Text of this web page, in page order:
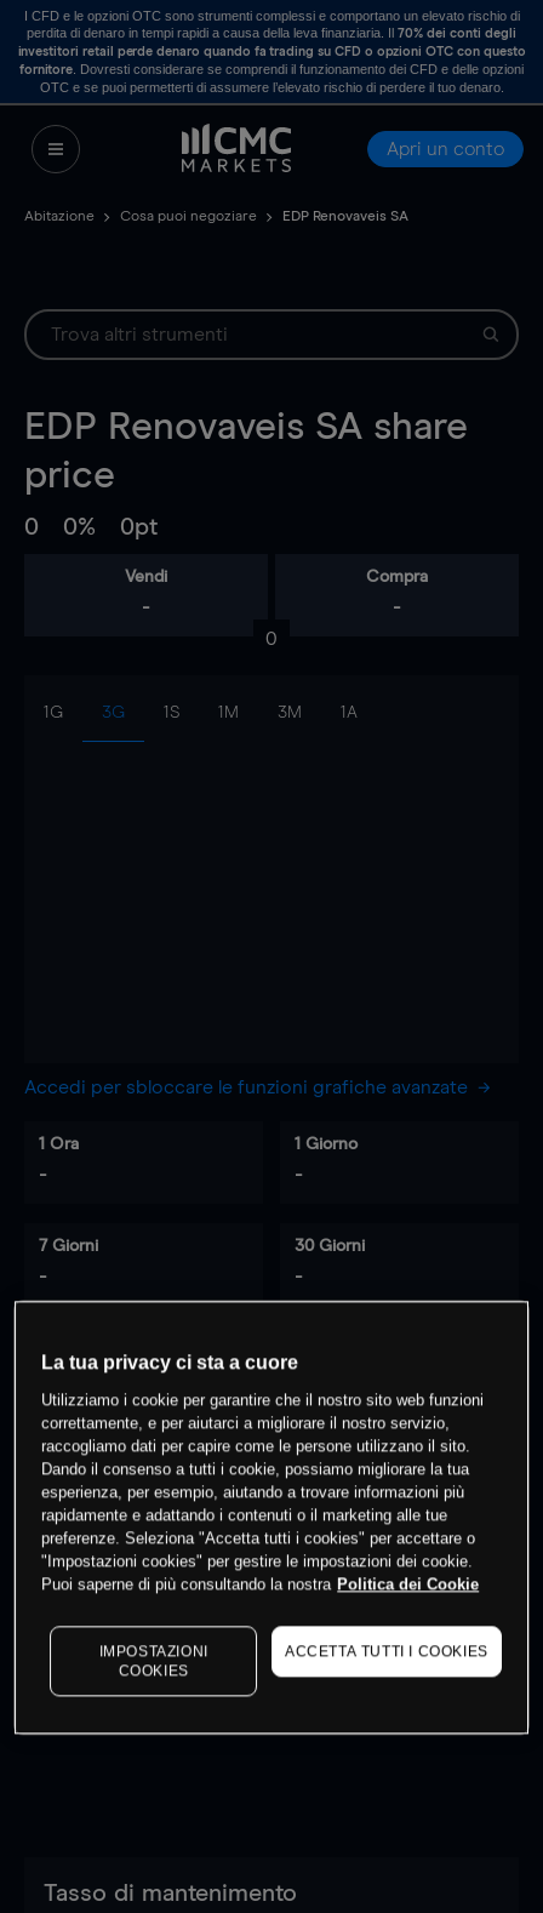
I CFD e le opzioni OTC sono strumenti complessi e comportano un elevato rischio di
perdita di denaro in tempi rapidi a causa della leva finanziaria. Il70% dei conti degli
investitori retail perde denaro quando fa trading su CFD o opzioni OTC con questo
fornitore . Dovresti considerare se comprendi il funzionamento dei CFD e delle opzioni
OTC e se puoi permetterti di assumere l’elevato rischio di perdere il tuo denaro.
Apri un conto
Abitazione Cosa puoi negoziare EDP Renovaveis SA
EDP Renovaveis SA share
price
0 0% 0pt
Vendi
-
Compra
-
0
1G 3G 1S 1M 3M 1A
Accedi per sbloccare le funzioni grafiche avanzate
1 Ora
-
1 Giorno
-
7 Giorni
-
30 Giorni
-
% dei clienti hanno posizioni
questo prodotto
Fai trading
I prezzi sono solo indicativi. Accediper vedere gli ultimi
dati di mercato
to see latest market data
Tasso di mantenimento
La tua privacy ci sta a cuore
Utilizziamo i cookie per garantire che il nostro sito web funzioni
correttamente, e per aiutarci a migliorare il nostro servizio,
raccogliamo dati per capire come le persone utilizzano il sito.
Dando il consenso a tutti i cookie, possiamo migliorare la tua
esperienza, per esempio, aiutando a trovare informazioni più
rapidamente e adattando i contenuti o il marketing alle tue
preferenze. Seleziona "Accetta tutti i cookies" per accettare o
"Impostazioni cookies" per gestire le impostazioni dei cookie.
Puoi saperne di più consultando la nostra Politica dei Cookie
IMPOSTAZIONI
COOKIES
ACCETTA TUTTI I COOKIES